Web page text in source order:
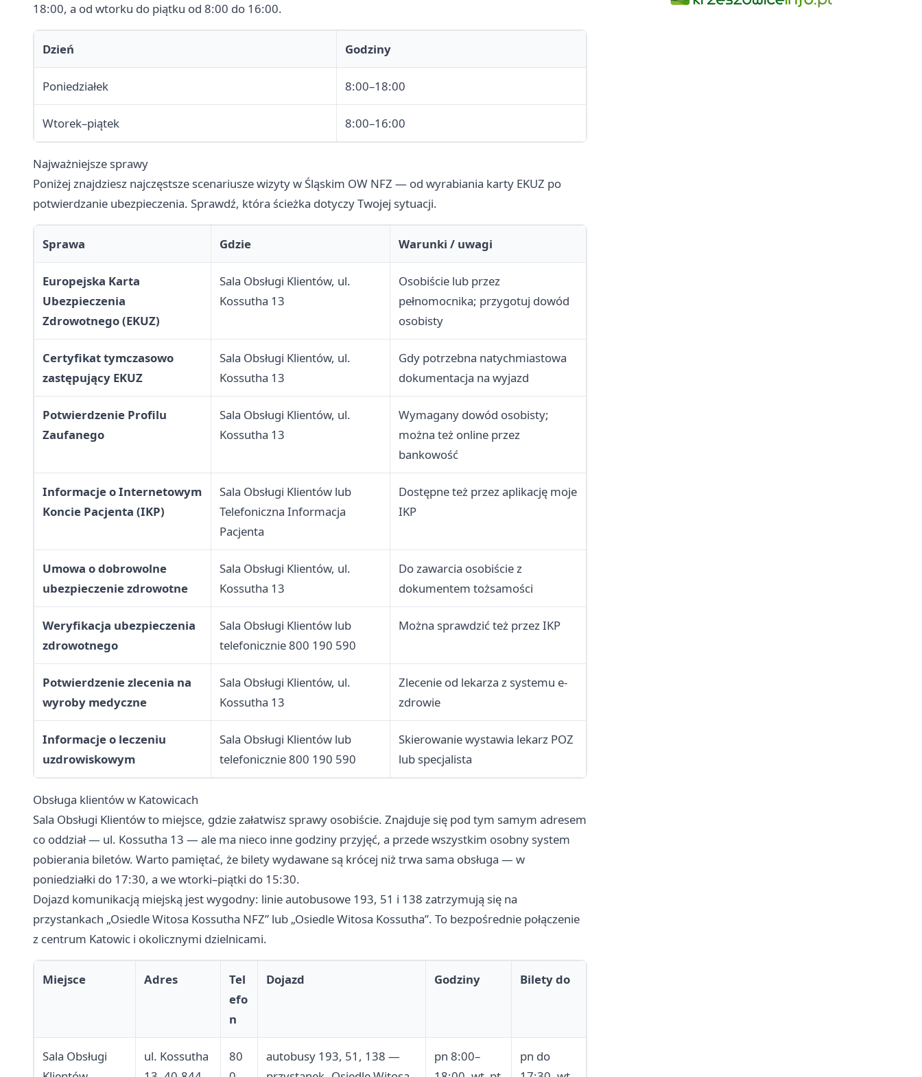
18:00, a od wtorku do piątku od 8:00 do 16:00.
Dzień Godziny
Poniedziałek 8:00–18:00
Wtorek–piątek 8:00–16:00
Najważniejsze sprawy
Poniżej znajdziesz najczęstsze scenariusze wizyty w Śląskim OW NFZ — od wyrabiania karty EKUZ po
potwierdzanie ubezpieczenia. Sprawdź, która ścieżka dotyczy Twojej sytuacji.
Sprawa Gdzie Warunki / uwagi
Europejska Karta
Ubezpieczenia
Zdrowotnego (EKUZ)
Sala Obsługi Klientów, ul.
Kossutha 13
Osobiście lub przez
pełnomocnika; przygotuj dowód
osobisty
Certyfikat tymczasowo
zastępujący EKUZ
Sala Obsługi Klientów, ul.
Kossutha 13
Gdy potrzebna natychmiastowa
dokumentacja na wyjazd
Potwierdzenie Profilu
Zaufanego
Sala Obsługi Klientów, ul.
Kossutha 13
Wymagany dowód osobisty;
można też online przez
bankowość
Informacje o Internetowym
Koncie Pacjenta (IKP)
Sala Obsługi Klientów lub
Telefoniczna Informacja
Pacjenta
Dostępne też przez aplikację moje
IKP
Umowa o dobrowolne
ubezpieczenie zdrowotne
Sala Obsługi Klientów, ul.
Kossutha 13
Do zawarcia osobiście z
dokumentem tożsamości
Weryfikacja ubezpieczenia
zdrowotnego
Sala Obsługi Klientów lub
telefonicznie 800 190 590
Można sprawdzić też przez IKP
Potwierdzenie zlecenia na
wyroby medyczne
Sala Obsługi Klientów, ul.
Kossutha 13
Zlecenie od lekarza z systemu e-
zdrowie
Informacje o leczeniu
uzdrowiskowym
Sala Obsługi Klientów lub
telefonicznie 800 190 590
Skierowanie wystawia lekarz POZ
lub specjalista
Obsługa klientów w Katowicach
Sala Obsługi Klientów to miejsce, gdzie załatwisz sprawy osobiście. Znajduje się pod tym samym adresem
co oddział — ul. Kossutha 13 — ale ma nieco inne godziny przyjęć, a przede wszystkim osobny system
pobierania biletów. Warto pamiętać, że bilety wydawane są krócej niż trwa sama obsługa — w
poniedziałki do 17:30, a we wtorki–piątki do 15:30.
Dojazd komunikacją miejską jest wygodny: linie autobusowe 193, 51 i 138 zatrzymują się na
przystankach „Osiedle Witosa Kossutha NFZ” lub „Osiedle Witosa Kossutha”. To bezpośrednie połączenie
z centrum Katowic i okolicznymi dzielnicami.
Miejsce Adres
Tel
efo
n
Dojazd Godziny Bilety do
Sala Obsługi
ul. Kossutha
80
autobusy 193, 51, 138 —
pn 8:00–
pn do